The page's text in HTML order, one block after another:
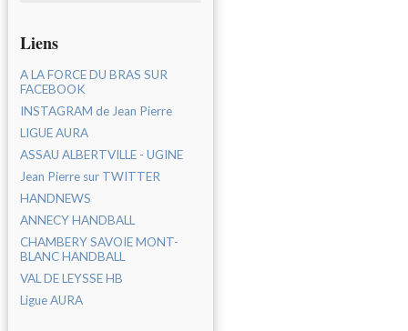
Liens
A LA FORCE DU BRAS SUR
FACEBOOK
INSTAGRAM de Jean Pierre
LIGUE AURA
ASSAU ALBERTVILLE - UGINE
Jean Pierre sur TWITTER
HANDNEWS
ANNECY HANDBALL
CHAMBERY SAVOIE MONT-
BLANC HANDBALL
VAL DE LEYSSE HB
Ligue AURA